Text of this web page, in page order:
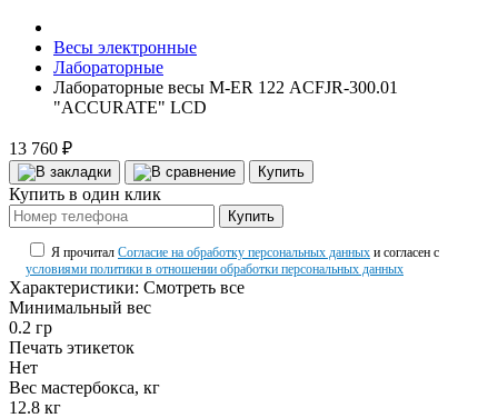
Весы электронные
Лабораторные
Лабораторные весы M-ER 122 АCFJR-300.01
"ACCURATE" LСD
13 760 ₽
Купить
Купить в один клик
Купить
Я прочитал Согласие на обработку персональных данных и согласен с
условиями политики в отношении обработки персональных данных
Характеристики: Смотреть все
Минимальный вес
0.2 гр
Печать этикеток
Нет
Вес мастербокса, кг
12.8 кг